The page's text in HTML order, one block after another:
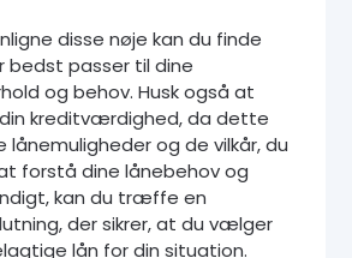
disse nøje kan du finde
bedst passer til dine
og behov. Husk også at
kreditværdighed, da dette
lånemuligheder og de vilkår, du
forstå dine lånebehov og
kan du træffe en
der sikrer, at du vælger
lån for din situation.